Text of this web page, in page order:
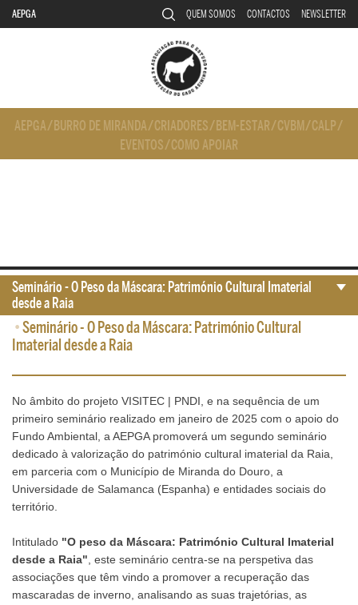
AEPGA QUEM SOMOS CONTACTOS NEWSLETTER
AEPGA/ BURRO DE MIRANDA/CRIADORES/ BEM-ESTAR/CVBM/CALP/
EVENTOS/COMO APOIAR
•Seminário - O Peso da Máscara: Património Cultural
Imaterial desde a Raia
No âmbito do projeto VISITEC | PNDI, e na sequência de um
primeiro seminário realizado em janeiro de 2025 com o apoio do
Fundo Ambiental, a AEPGA promoverá um segundo seminário
dedicado à valorização do património cultural imaterial da Raia,
em parceria com o Município de Miranda do Douro, a
Universidade de Salamanca (Espanha) e entidades sociais do
território.
Intitulado "O peso da Máscara: Património Cultural Imaterial
desde a Raia" , este seminário centra-se na perspetiva das
associações que têm vindo a promover a recuperação das
mascaradas de inverno, analisando as suas trajetórias, as
Seminário - O Peso da Máscara: Património Cultural Imaterial
desde a Raia